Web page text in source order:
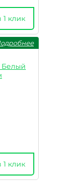
1 клик
Белый
1 клик